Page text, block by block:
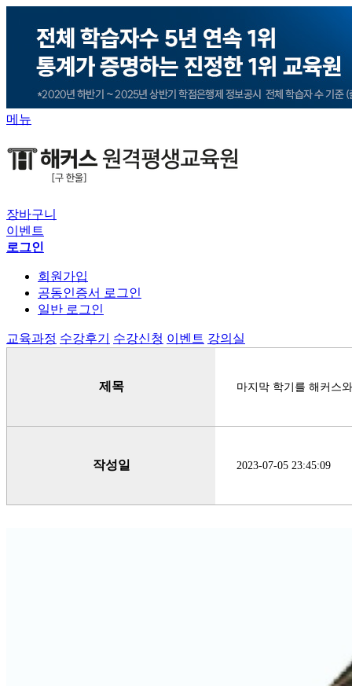
메뉴
장바구니
이벤트
로그인
회원가입
공동인증서 로그인
일반 로그인
교육과정 수강후기 수강신청 이벤트 강의실
제목 마지막 학기를 해커스
작성일 2023-07-05 23:45:09